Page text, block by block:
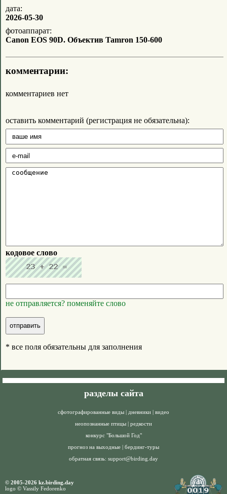
дата:
2026-05-30
фотоаппарат:
Canon EOS 90D. Объектив Tamron 150-600
комментарии:
комментариев нет
оставить комментарий (регистрация не обязательна):
кодовое слово
не отправляется? поменяйте слово
* все поля обязательны для заполнения
разделы сайта
сфотографированные виды | дневники | видео
неопознанные птицы | редкости
конкурс "Большой Год"
прогноз на выходные | бердинг-туры
обратная связь: support@birding.day
© 2005-2026 kz.birding.day
logo © Vassily Fedorenko